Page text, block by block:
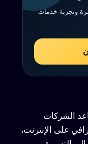
وتجربة خدمات
الشركات
على الإنترنت،